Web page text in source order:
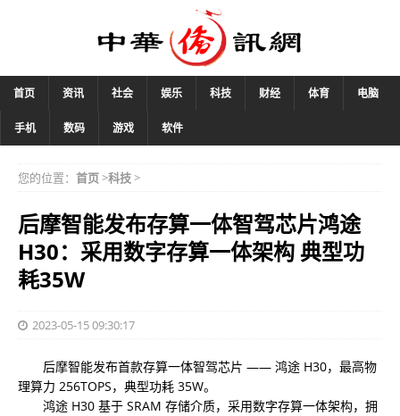
首页 资讯 社会 娱乐 科技 财经 体育 电脑
手机 数码 游戏 软件
您的位置： 首页>科技>
后摩智能发布存算一体智驾芯片鸿途
H30：采用数字存算一体架构 典型功
耗35W
2023-05-15 09:30:17
后摩智能发布首款存算一体智驾芯片 —— 鸿途 H30，最高物
理算力 256TOPS，典型功耗 35W。
鸿途 H30 基于 SRAM 存储介质，采用数字存算一体架构，拥